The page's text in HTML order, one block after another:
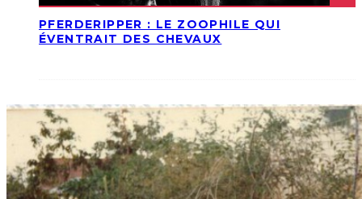
PFERDERIPPER : LE ZOOPHILE QUI
ÉVENTRAIT DES CHEVAUX